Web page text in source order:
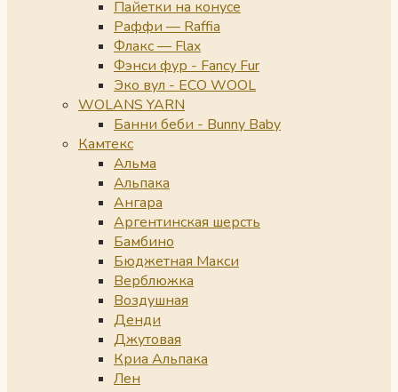
Пайетки на конусе
Раффи — Raffia
Флакс — Flax
Фэнси фур - Fancy Fur
Эко вул - ECO WOOL
WOLANS YARN
Банни беби - Bunny Baby
Камтекс
Альма
Альпака
Ангара
Аргентинская шерсть
Бамбино
Бюджетная Макси
Верблюжка
Воздушная
Денди
Джутовая
Криа Альпака
Лен